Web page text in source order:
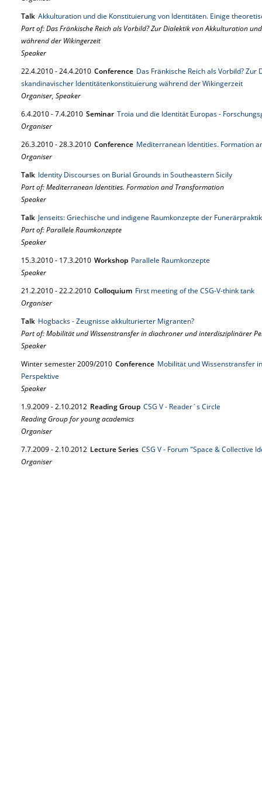
Talk Akkulturation und die Konstituierung von Identitäten. Einige
Part of: Das Fränkische Reich als Vorbild? Zur Dialektik von Akkulturation
während der Wikingerzeit
Speaker
22.4.2010-24.4.2010 Conference Das Fränkische Reich als Vorbild?
skandinavischer Identitätenkonstituierung während der Wikingerzeit
Organiser, Speaker
6.4.2010-7.4.2010 Seminar Troia und die Identität Europas -
Organiser
26.3.2010-28.3.2010 Conference Mediterranean Identities. Formation
Organiser
Talk Identity Discourses on Burial Grounds in Southeastern Sicily
Part of: Mediterranean Identities. Formation and Transformation
Speaker
Talk Jenseits: Griechische und indigene Raumkonzepte der
Part of: Parallele Raumkonzepte
Speaker
15.3.2010- 17.3.2010 Workshop Parallele Raumkonzepte
Speaker
21.2.2010-22.2.2010 Colloquium First meeting of the CSG-V-think tank
Organiser
Talk Hogbacks - Zeugnisse akkulturierter Migranten?
Part of: Mobilität und Wissenstransfer in diachroner und interdisziplinärer
Speaker
Winter semester 2009/2010 Conference Mobilität und Wissenstransfer
Perspektive
Speaker
1.9.2009-2.10.2012 Reading Group CSG V - Reader´s Circle
Reading Group for young academics
Organiser
7.7.2009-2.10.2012 Lecture Series CSG V - Forum "Space & Collective
Organiser